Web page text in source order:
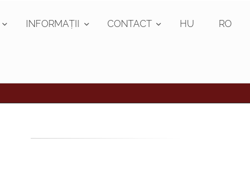
INFORMAȚII CONTACT HU RO